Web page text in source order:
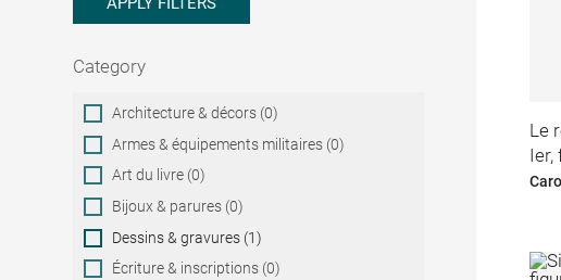
Category
Category
Architecture & décors (0)
Armes & équipements militaires (0)
Art du livre (0)
Bijoux & parures (0)
Dessins & gravures (1)
Écriture & inscriptions (0)
Le
Ier,